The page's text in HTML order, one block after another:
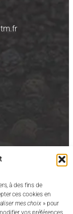
à des fins de
ces cookies en
mes choix» pour
vos préférences.